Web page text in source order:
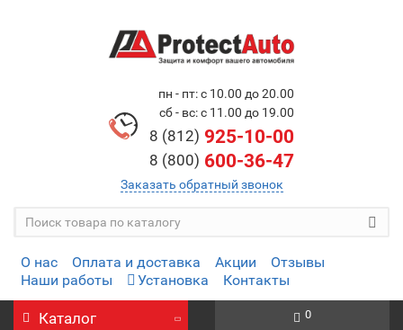
пн - пт: с 10.00 до 20.00
сб - вс: с 11.00 до 19.00
8 (812) 925-10-00
8 (800) 600-36-47
Заказать обратный звонок
О нас Оплата и доставка Акции
Отзывы
Наши работы
Установка Контакты
Каталог 0